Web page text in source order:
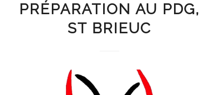
PRÉPARATION AU PDG,
ST BRIEUC